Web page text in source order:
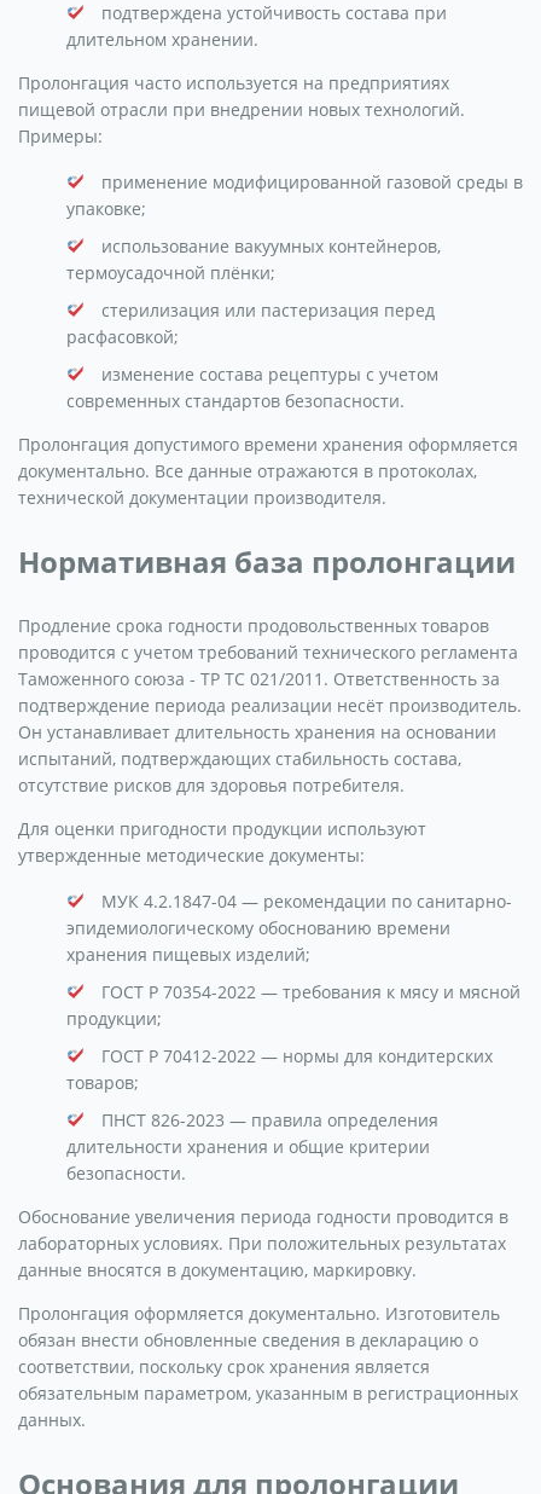
подтверждена устойчивость состава при
длительном хранении.
Пролонгация часто используется на предприятиях
пищевой отрасли при внедрении новых технологий.
Примеры:
применение модифицированной газовой среды в
упаковке;
использование вакуумных контейнеров,
термоусадочной плёнки;
стерилизация или пастеризация перед
расфасовкой;
изменение состава рецептуры с учетом
современных стандартов безопасности.
Пролонгация допустимого времени хранения оформляется
документально. Все данные отражаются в протоколах,
технической документации производителя.
Нормативная база пролонгации
Продление срока годности продовольственных товаров
проводится с учетом требований технического регламента
Таможенного союза - ТР ТС 021/2011. Ответственность за
подтверждение периода реализации несёт производитель.
Он устанавливает длительность хранения на основании
испытаний, подтверждающих стабильность состава,
отсутствие рисков для здоровья потребителя.
Для оценки пригодности продукции используют
утвержденные методические документы:
МУК 4.2.1847-04 — рекомендации по санитарно-
эпидемиологическому обоснованию времени
хранения пищевых изделий;
ГОСТ Р 70354-2022 — требования к мясу и мясной
продукции;
ГОСТ Р 70412-2022 — нормы для кондитерских
товаров;
ПНСТ 826-2023 — правила определения
длительности хранения и общие критерии
безопасности.
Обоснование увеличения периода годности проводится в
лабораторных условиях. При положительных результатах
данные вносятся в документацию, маркировку.
Пролонгация оформляется документально. Изготовитель
обязан внести обновленные сведения в декларацию о
соответствии, поскольку срок хранения является
обязательным параметром, указанным в регистрационных
данных.
Основания для пролонгации